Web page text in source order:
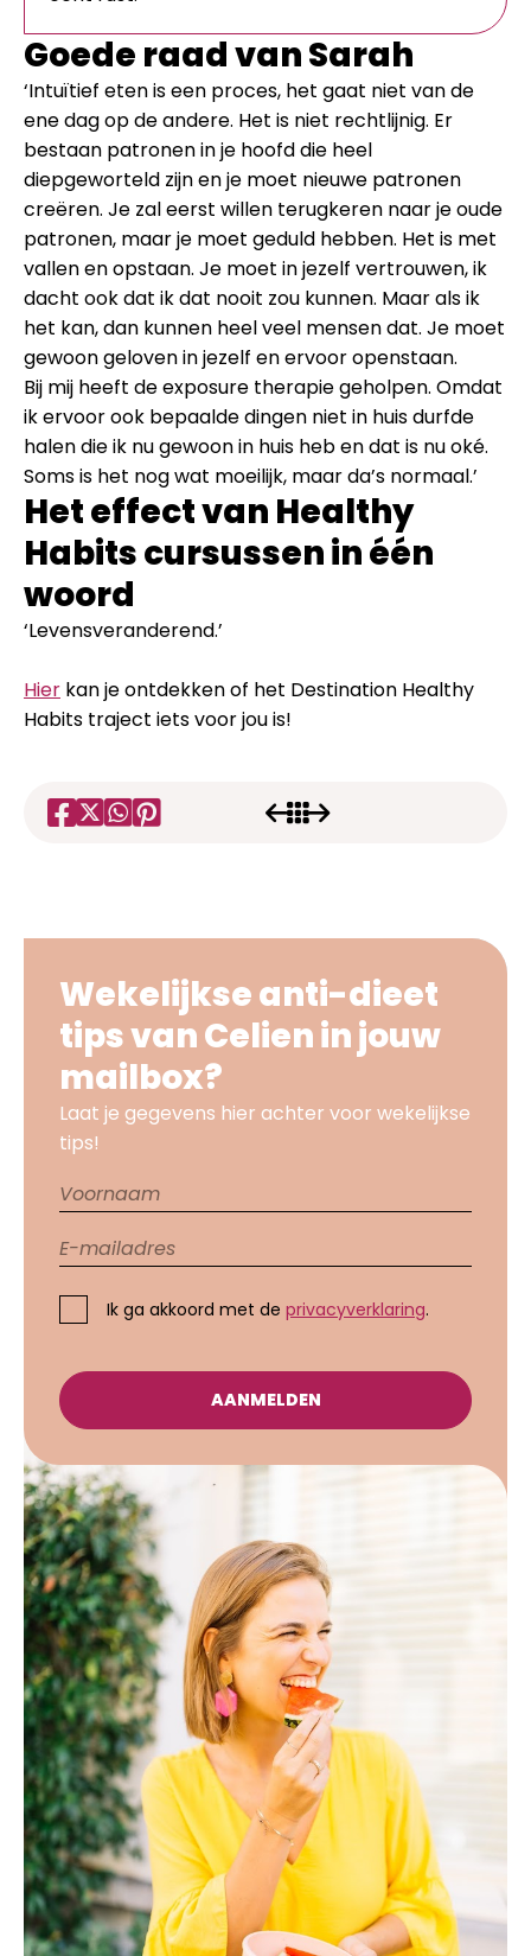
Goede raad van Sarah
‘Intuïtief eten is een proces, het gaat niet van de
ene dag op de andere. Het is niet rechtlijnig. Er
bestaan patronen in je hoofd die heel
diepgeworteld zijn en je moet nieuwe patronen
creëren. Je zal eerst willen terugkeren naar je oude
patronen, maar je moet geduld hebben. Het is met
vallen en opstaan. Je moet in jezelf vertrouwen, ik
dacht ook dat ik dat nooit zou kunnen. Maar als ik
het kan, dan kunnen heel veel mensen dat. Je moet
gewoon geloven in jezelf en ervoor openstaan.
Bij mij heeft de exposure therapie geholpen. Omdat
ik ervoor ook bepaalde dingen niet in huis durfde
halen die ik nu gewoon in huis heb en dat is nu oké.
Soms is het nog wat moeilijk, maar da’s normaal.’
Het effect van Healthy
Habits cursussen in één
woord
‘Levensveranderend.’
Hier kan je ontdekken of het Destination Healthy
Habits traject iets voor jou is!
Wekelijkse anti-dieet
tips van Celien in jouw
mailbox?
Laat je gegevens hier achter voor wekelijkse
tips!
Ik ga akkoord met de privacyverklaring.